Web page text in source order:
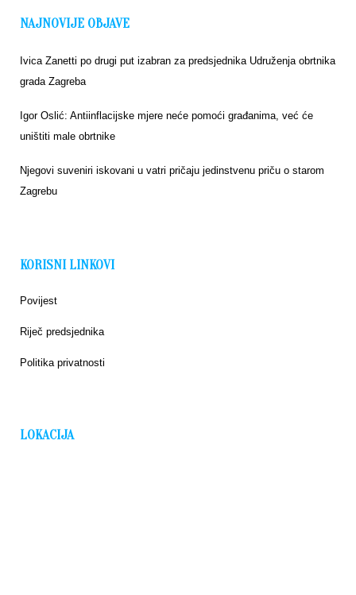
NAJNOVIJE OBJAVE
Ivica Zanetti po drugi put izabran za predsjednika Udruženja obrtnika
grada Zagreba
Igor Oslić: Antiinflacijske mjere neće pomoći građanima, već će
uništiti male obrtnike
Njegovi suveniri iskovani u vatri pričaju jedinstvenu priču o starom
Zagrebu
KORISNI LINKOVI
Povijest
Riječ predsjednika
Politika privatnosti
LOKACIJA